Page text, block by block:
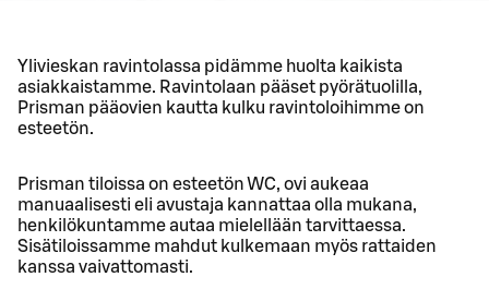
Ylivieskan ravintolassa pidämme huolta kaikista
asiakkaistamme. Ravintolaan pääset pyörätuolilla,
Prisman pääovien kautta kulku ravintoloihimme on
esteetön.
Prisman tiloissa on esteetön WC, ovi aukeaa
manuaalisesti eli avustaja kannattaa olla mukana,
henkilökuntamme autaa mielellään tarvittaessa.
Sisätiloissamme mahdut kulkemaan myös rattaiden
kanssa vaivattomasti.